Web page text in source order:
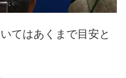
てはあくまで目安と